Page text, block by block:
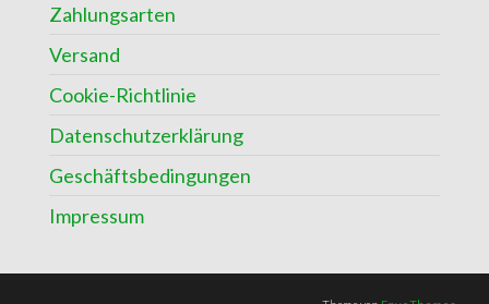
Zahlungsarten
Versand
Cookie-Richtlinie
Datenschutzerklärung
Geschäftsbedingungen
Impressum